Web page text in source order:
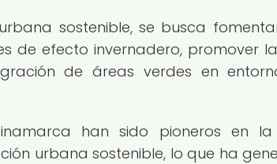
sostenible, se busca
de efecto invernadero, promover
de áreas verdes en
han sido pioneros en
urbana sostenible, lo que ha